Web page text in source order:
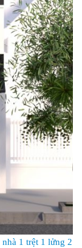
nhà 1 trệt 1 lửng 2